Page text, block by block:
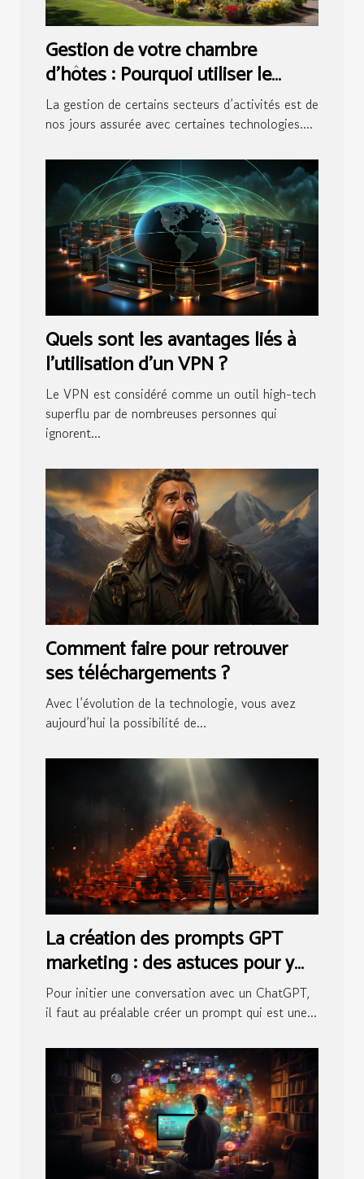
Gestion de votre chambre
d’hôtes : Pourquoi utiliser le
logiciel pour maisons d’hôtes ?
La gestion de certains secteurs d’activités est de
nos jours assurée avec certaines technologies....
Quels sont les avantages liés à
l’utilisation d’un VPN ?
Le VPN est considéré comme un outil high-tech
superflu par de nombreuses personnes qui
ignorent...
Comment faire pour retrouver
ses téléchargements ?
Avec l’évolution de la technologie, vous avez
aujourd’hui la possibilité de...
La création des prompts GPT
marketing : des astuces pour y
arriver
Pour initier une conversation avec un ChatGPT,
il faut au préalable créer un prompt qui est une...